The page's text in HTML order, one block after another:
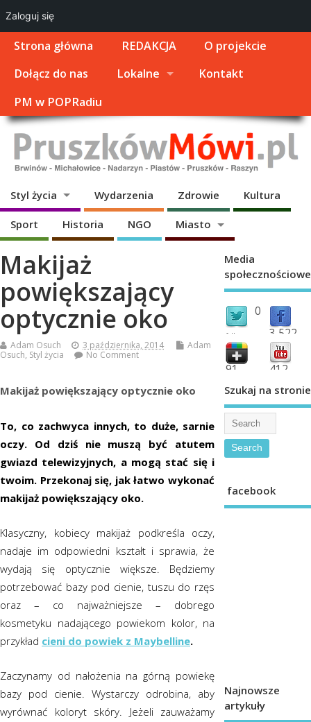
Strona główna REDAKCJA
O projekcie
Dołącz do nas
Lokalne
Kontakt
PM w POPRadiu
Styl życia Wydarzenia Zdrowie Kultura
Sport Historia NGO Miasto
Makijaż
powiększający
optycznie oko
Adam Osuch 3 października, 2014
Adam
Osuch, Styl życia No Comment
Makijaż powiększający optycznie oko
To, co zachwyca innych, to duże, sarnie
oczy. Od dziś nie muszą być atutem
gwiazd telewizyjnych, a mogą stać się i
twoim. Przekonaj się, jak łatwo wykonać
makijaż powiększający oko.
Klasyczny, kobiecy makijaż podkreśla oczy,
nadaje im odpowiedni kształt i sprawia, że
wydają się optycznie większe. Będziemy
potrzebować bazy pod cienie, tuszu do rzęs
oraz – co najważniejsze – dobrego
kosmetyku nadającego powiekom kolor, na
przykład cieni do powiek z Maybelline.
Zaczynamy od nałożenia na górną powiekę
bazy pod cienie. Wystarczy odrobina, aby
wyrównać koloryt skóry. Jeżeli zauważamy
Media
społecznościowe
0
followers 3,522
fans
91 412
Szukaj na stronie
facebook
Najnowsze
artykuły
Zaloguj się